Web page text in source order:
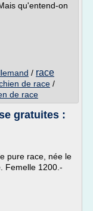
qu'entend-on
/ race
de race /
de race
gratuites :
pure race, née le
Femelle 1200.-